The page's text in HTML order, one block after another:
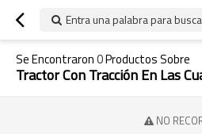
Entra una palabra para
Se Encontraron0Productos Sobre
Tractor Con Tracción En Las
NO